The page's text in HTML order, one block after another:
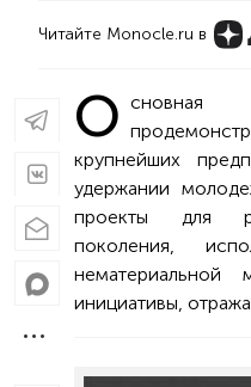
Читайте Monocle.ru в
О
крупнейших
удержании
проекты для
поколения,
нематериальной
инициативы,